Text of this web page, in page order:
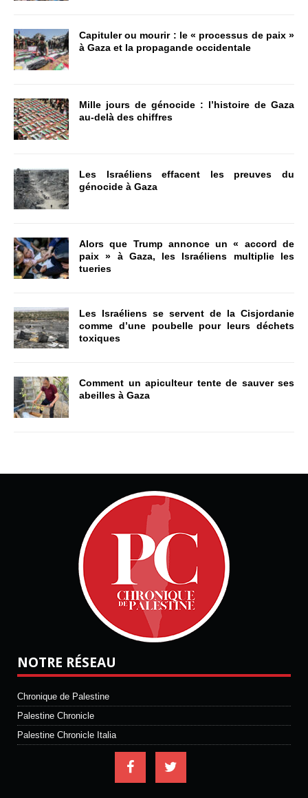
Capituler ou mourir : le « processus de paix »
à Gaza et la propagande occidentale
Mille jours de génocide : l’histoire de Gaza
au-delà des chiffres
Les Israéliens effacent les preuves du
génocide à Gaza
Alors que Trump annonce un « accord de
paix » à Gaza, les Israéliens multiplie les
tueries
Les Israéliens se servent de la Cisjordanie
comme d’une poubelle pour leurs déchets
toxiques
Comment un apiculteur tente de sauver ses
abeilles à Gaza
NOTRE RÉSEAU
Chronique de Palestine
Palestine Chronicle
Palestine Chronicle Italia